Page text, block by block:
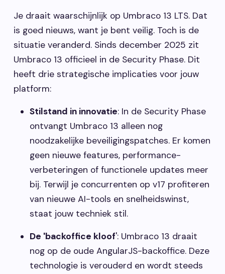
Je draait waarschijnlijk op Umbraco 13 LTS. Dat
is goed nieuws, want je bent veilig. Toch is de
situatie veranderd. Sinds december 2025 zit
Umbraco 13 officieel in de Security Phase. Dit
heeft drie strategische implicaties voor jouw
platform:
Stilstand in innovatie: In de Security Phase
ontvangt Umbraco 13 alleen nog
noodzakelijke beveiligingspatches. Er komen
geen nieuwe features, performance-
verbeteringen of functionele updates meer
bij. Terwijl je concurrenten op v17 profiteren
van nieuwe AI-tools en snelheidswinst,
staat jouw techniek stil.
De 'backoffice kloof': Umbraco 13 draait
nog op de oude AngularJS-backoffice. Deze
technologie is verouderd en wordt steeds